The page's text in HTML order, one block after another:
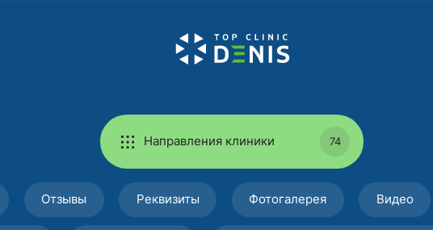
Направления клиники 74
Отзывы Реквизиты Фотогалерея Видео